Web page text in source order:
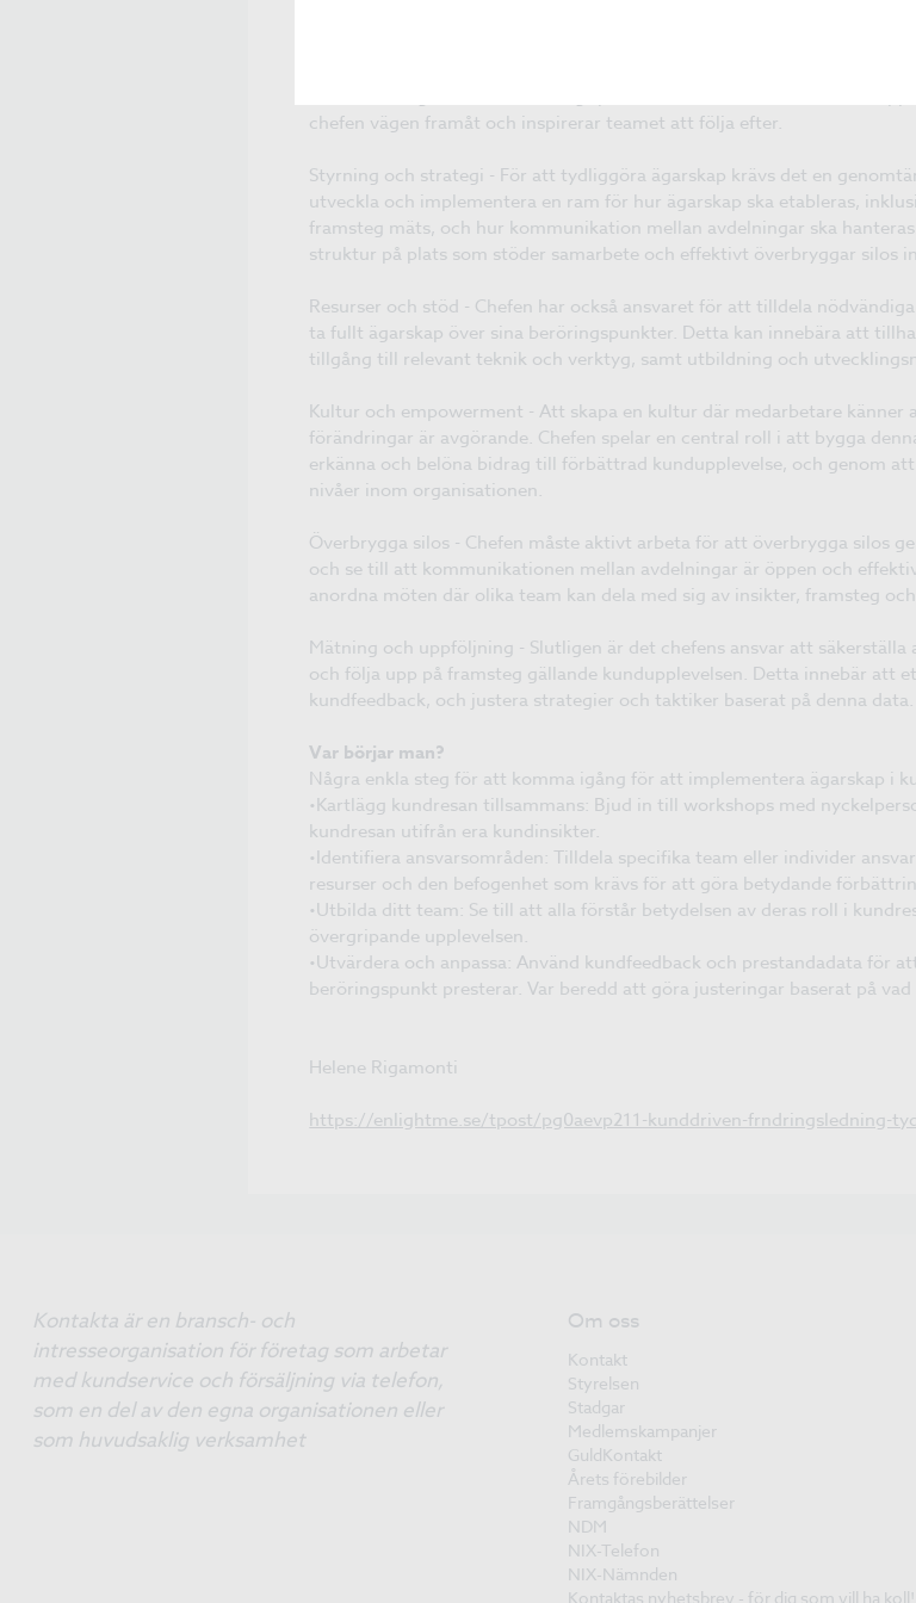
chefen vägen framåt och inspirerar teamet att följa efter.
Styrning och strategi - För att tydliggöra ägarskap krävs det en
utveckla och implementera en ram för hur ägarskap ska etableras,
framsteg mäts, och hur kommunikation mellan avdelningar ska
struktur på plats som stöder samarbete och effektivt överbryggar silos
Resurser och stöd - Chefen har också ansvaret för att tilldela
ta fullt ägarskap över sina beröringspunkter. Detta kan innebära att
tillgång till relevant teknik och verktyg, samt utbildning och
Kultur och empowerment - Att skapa en kultur där medarbetare
förändringar är avgörande. Chefen spelar en central roll i att bygga
erkänna och belöna bidrag till förbättrad kundupplevelse, och genom
nivåer inom organisationen.
Överbrygga silos - Chefen måste aktivt arbeta för att överbrygga silos
och se till att kommunikationen mellan avdelningar är öppen och
anordna möten där olika team kan dela med sig av insikter, framsteg
Mätning och uppföljning - Slutligen är det chefens ansvar att
och följa upp på framsteg gällande kundupplevelsen. Detta innebär att
kundfeedback, och justera strategier och taktiker baserat på denna data.
Var börjar man?
Några enkla steg för att komma igång för att implementera ägarskap i
•Kartlägg kundresan tillsammans: Bjud in till workshops med
kundresan utifrån era kundinsikter.
•Identifiera ansvarsområden: Tilldela specifika team eller individer
resurser och den befogenhet som krävs för att göra betydande
•Utbilda ditt team: Se till att alla förstår betydelsen av deras roll i
övergripande upplevelsen.
•Utvärdera och anpassa: Använd kundfeedback och prestandadata för
beröringspunkt presterar. Var beredd att göra justeringar baserat på
Helene Rigamonti
https://enlightme.se/tpost/pg0aevp211-kunddriven-frndringsledning-
Kontakta är en bransch- och
intresseorganisation för företag som arbetar
med kundservice och försäljning via telefon,
som en del av den egna organisationen eller
som huvudsaklig verksamhet
Om oss
Kontakt
Styrelsen
Stadgar
Medlemskampanjer
GuldKontakt
Årets förebilder
Framgångsberättelser
NDM
NIX-Telefon
NIX-Nämnden
Kontaktas nyhetsbrev - för dig som vill ha koll!